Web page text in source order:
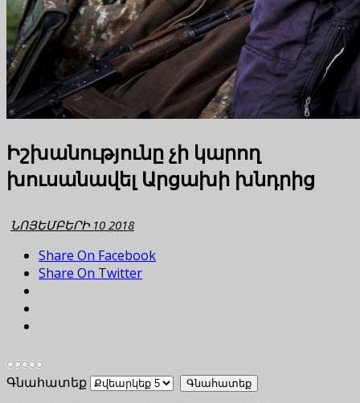
Իշխանությունը չի կարող
խուսանավել Արցախի խնդրից
ՆՈՅԵՄԲԵՐԻ 10 2018
Share On Facebook
Share On Twitter
Գնահատեք